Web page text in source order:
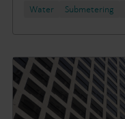
Water Submetering